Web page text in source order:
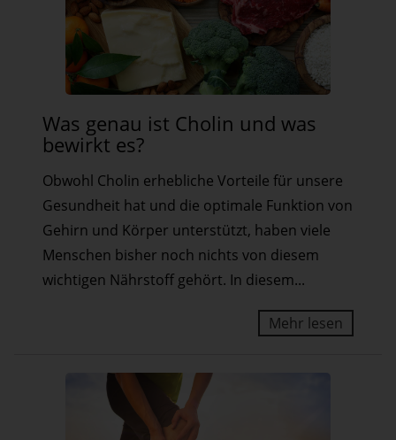
genau
ist
Cholin
und
was
bewirkt
es?
Was genau ist Cholin und was
bewirkt es?
Obwohl Cholin erhebliche Vorteile für unsere
Gesundheit hat und die optimale Funktion von
Gehirn und Körper unterstützt, haben viele
Menschen bisher noch nichts von diesem
wichtigen Nährstoff gehört. In diesem...
Mehr lesen